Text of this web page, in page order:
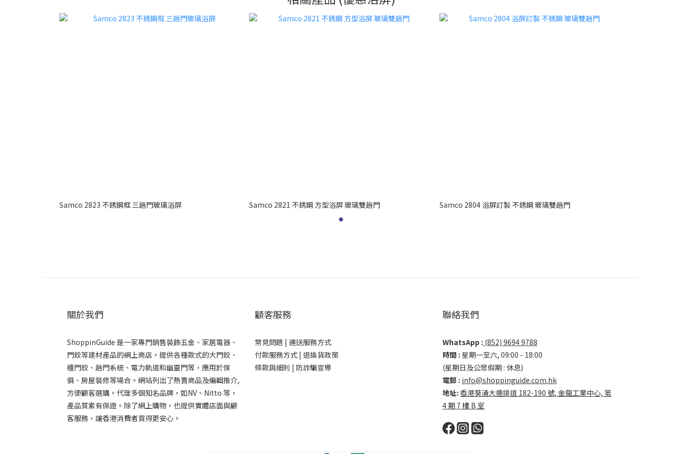
Samco 2823 不銹鋼框 三趟門玻璃浴屏 Samco 2821 不銹鋼 方型浴屏 玻璃雙趟門 Samco 2804 浴屏訂製 不銹鋼 玻璃雙趟門
關於我們
ShoppinGuide 是一家專門銷售裝飾五金、家居電器、
門鉸等建材產品的網上商店。提供各種款式的大門鉸、
櫃門鉸、趟門系統、電力軌道和幽靈門等，應用於傢
俱、房屋裝修等場合。網站列出了熱賣商品及編輯推介,
方便顧客選購。代理多個知名品牌，如NV、Nitto 等，
產品質素有保證。除了網上購物，也提供實體店面與顧
客服務，讓香港消費者買得更安心。
顧客服務
常見問題 | 運送服務方式
付款服務方式 | 退換貨政策
條款與細則 | 防詐騙宣導
聯絡我們
WhatsApp : (852) 9694 9788
時間 : 星期一至六, 09:00 - 18:00
(星期日及公眾假期 : 休息)
電郵 : info@shoppinguide.com.hk
地址: 香港葵涌大連排道 182-190 號, 金龍工業中心, 第
4 期 7 樓 B 室